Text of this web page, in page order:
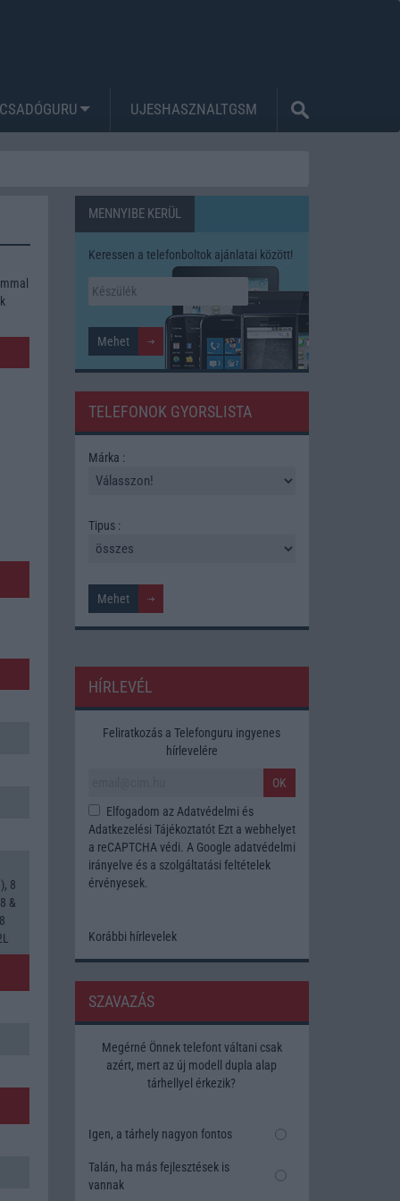
UJESHASZNALTGSM
8
&
MENNYIBE KERÜL
Keressen a telefonboltok ajánlatai között!
TELEFONOK GYORSLISTA
Márka :
Tipus :
HÍRLEVÉL
Feliratkozás a Telefonguru ingyenes
hírlevelére
OK
Elfogadom az Adatvédelmi és
Adatkezelési TájékoztatótEzt a webhelyet
a reCAPTCHA védi. A Google adatvédelmi
irányelve és a szolgáltatási feltételek
érvényesek.
Korábbi hírlevelek
SZAVAZÁS
Megérné Önnek telefont váltani csak
azért, mert az új modell dupla alap
tárhellyel érkezik?
Igen, a tárhely nagyon fontos
Talán, ha más fejlesztések is
vannak